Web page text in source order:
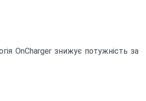
OnCharger знижує потужність за